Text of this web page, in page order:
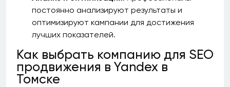
постоянно анализируют результаты и
оптимизируют кампании для достижения
лучших показателей.
Как выбрать компанию для SEO
продвижения в Yandex в
Томске